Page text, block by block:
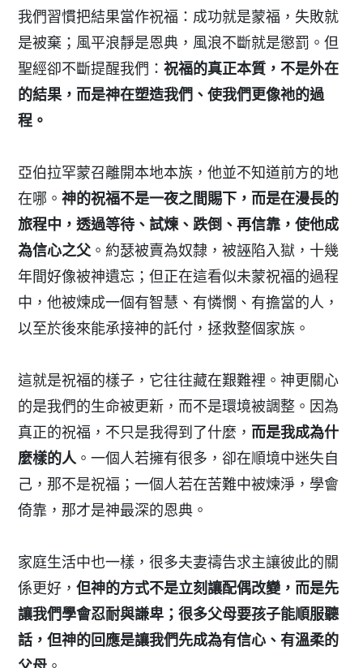
我們習慣把結果當作祝福：成功就是蒙福，失敗就
是被棄；風平浪靜是恩典，風浪不斷就是懲罰。但
聖經卻不斷提醒我們：祝福的真正本質，不是外在
的結果，而是神在塑造我們、使我們更像祂的過
程。
亞伯拉罕蒙召離開本地本族，他並不知道前方的地
在哪。神的祝福不是一夜之間賜下，而是在漫長的
旅程中，透過等待、試煉、跌倒、再信靠，使他成
為信心之父 。約瑟被賣為奴隸，被誣陷入獄，十幾
年間好像被神遺忘；但正在這看似未蒙祝福的過程
中，他被煉成一個有智慧、有憐憫、有擔當的人，
以至於後來能承接神的託付，拯救整個家族。
這就是祝福的樣子，它往往藏在艱難裡。神更關心
的是我們的生命被更新，而不是環境被調整。因為
真正的祝福，不只是我得到了什麼， 而是我成為什
麼樣的人 。一個人若擁有很多，卻在順境中迷失自
己，那不是祝福；一個人若在苦難中被煉淨，學會
倚靠，那才是神最深的恩典。
家庭生活中也一樣，很多夫妻禱告求主讓彼此的關
係更好，但神的方式不是立刻讓配偶改變，而是先
讓我們學會忍耐與謙卑；很多父母要孩子能順服聽
話，但神的回應是讓我們先成為有信心、有溫柔的